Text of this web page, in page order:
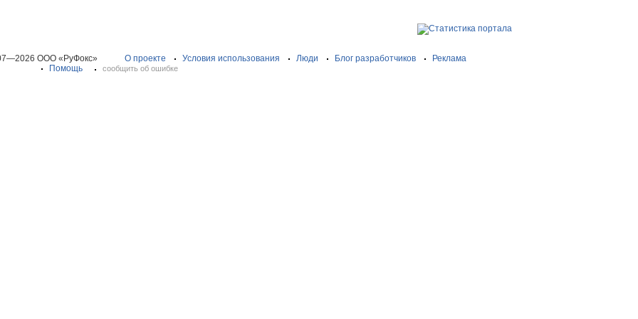
ООО «РуФокс» О проекте Условия использования Люди Блог разработчиков
Реклама
Помощь
сообщить об ошибке